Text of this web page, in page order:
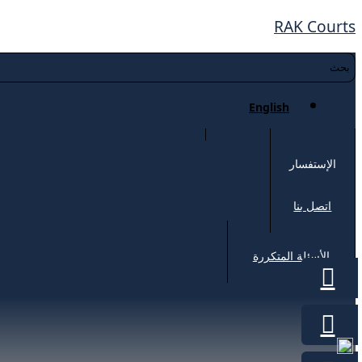
RAK Courts
English
الإستفسار
اتصل بنا
الأسئلة المتكررة